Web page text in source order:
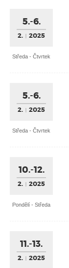
5.-6.
2. 2025
Středa - Čtvrtek
5.-6.
2. 2025
Středa - Čtvrtek
10.-12.
2. 2025
Pondělí - Středa
11.-13.
2. 2025